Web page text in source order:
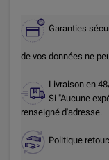
Garanties
de vos données ne
Livraison en
Si "Aucune
renseigné d'adresse.
Politique